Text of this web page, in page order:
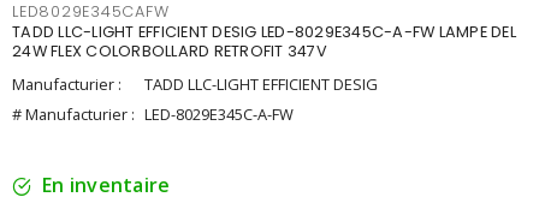
LED8029E345CAFW
TADD LLC-LIGHT EFFICIENT DESIG LED-8029E345C-A-FW LAMPE DEL
24W FLEX COLORBOLLARD RETROFIT 347V
Manufacturier :
TADD LLC-LIGHT EFFICIENT DESIG
# Manufacturier : LED-8029E345C-A-FW
En inventaire